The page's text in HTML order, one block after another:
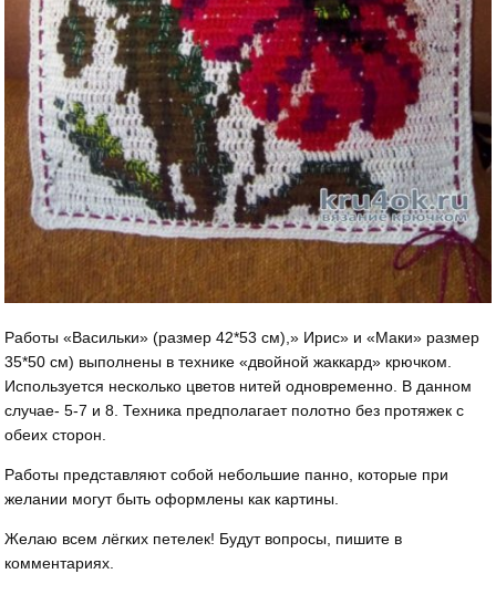
Работы «Васильки» (размер 42*53 см),» Ирис» и «Маки» размер
35*50 см) выполнены в технике «двойной жаккард» крючком.
Используется несколько цветов нитей одновременно. В данном
случае- 5-7 и 8. Техника предполагает полотно без протяжек с
обеих сторон.
Работы представляют собой небольшие панно, которые при
желании могут быть оформлены как картины.
Желаю всем лёгких петелек! Будут вопросы, пишите в
комментариях.